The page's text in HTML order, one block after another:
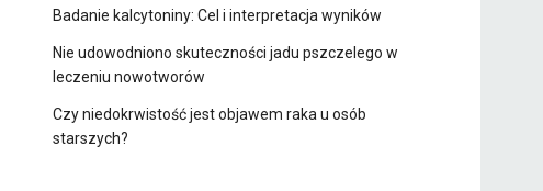
Badanie kalcytoniny: Cel i interpretacja wyników
Nie udowodniono skuteczności jadu pszczelego w
leczeniu nowotworów
Czy niedokrwistość jest objawem raka u osób
starszych?